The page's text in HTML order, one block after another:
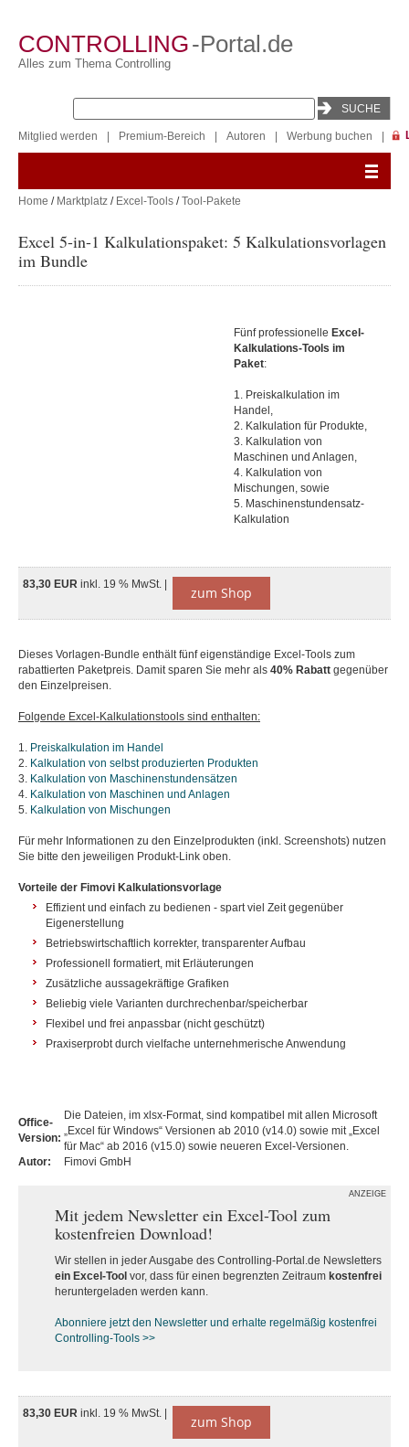
CONTROLLING-Portal.de
Alles zum Thema Controlling
Mitglied werden Premium-Bereich Autoren Werbung buchen
Home / Marktplatz / Excel-Tools /Tool-Pakete
Excel 5-in-1 Kalkulationspaket: 5 Kalkulationsvorlagen
im Bundle
Fünf professionelle Excel-
Kalkulations-Tools im
Paket:
1. Preiskalkulation im
Handel,
2. Kalkulation für Produkte,
3. Kalkulation von
Maschinen und Anlagen,
4. Kalkulation von
Mischungen, sowie
5. Maschinenstundensatz-
Kalkulation
83,30 EUR inkl. 19 % MwSt. | zum Shop
Dieses Vorlagen-Bundle enthält fünf eigenständige Excel-Tools zum
rabattierten Paketpreis. Damit sparen Sie mehr als 40% Rabatt gegenüber
den Einzelpreisen.
Folgende Excel-Kalkulationstools sind enthalten:
1. Preiskalkulation im Handel
2. Kalkulation von selbst produzierten Produkten
3. Kalkulation von Maschinenstundensätzen
4. Kalkulation von Maschinen und Anlagen
5. Kalkulation von Mischungen
Für mehr Informationen zu den Einzelprodukten (inkl. Screenshots) nutzen
Sie bitte den jeweiligen Produkt-Link oben.
Vorteile der Fimovi Kalkulationsvorlage
Effizient und einfach zu bedienen - spart viel Zeit gegenüber
Eigenerstellung
Betriebswirtschaftlich korrekter, transparenter Aufbau
Professionell formatiert, mit Erläuterungen
Zusätzliche aussagekräftige Grafiken
Beliebig viele Varianten durchrechenbar/speicherbar
Flexibel und frei anpassbar (nicht geschützt)
Praxiserprobt durch vielfache unternehmerische Anwendung
Office-
Version:
Die Dateien, im xlsx-Format, sind kompatibel mit allen Microsoft
„Excel für Windows“ Versionen ab 2010 (v14.0) sowie mit „Excel
für Mac“ ab 2016 (v15.0) sowie neueren Excel-Versionen.
Autor:
Fimovi GmbH
ANZEIGE
Mit jedem Newsletter ein Excel-Tool zum
kostenfreien Download!
Wir stellen in jeder Ausgabe des Controlling-Portal.de Newsletters
ein Excel-Tool vor, dass für einen begrenzten Zeitraum kostenfrei
heruntergeladen werden kann.
Abonniere jetzt den Newsletter und erhalte regelmäßig kostenfrei
Controlling-Tools >>
83,30 EUR inkl. 19 % MwSt. | zum Shop